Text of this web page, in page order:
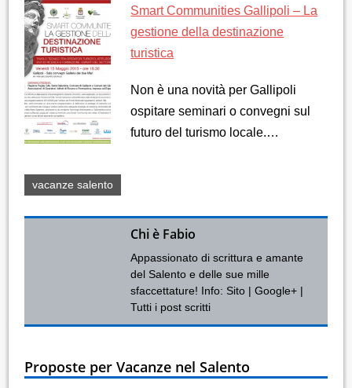
Smart Communities Gallipoli – La
gestione della destinazione
turistica
Non è una novità per Gallipoli
ospitare seminari o convegni sul
futuro del turismo locale.…
vacanze salento
Chi è Fabio
Appassionato di scrittura e amante
del Salento e delle sue mille
sfaccettature! Info: Sito |Google+ |
Tutti i post scritti
Proposte per Vacanze nel Salento